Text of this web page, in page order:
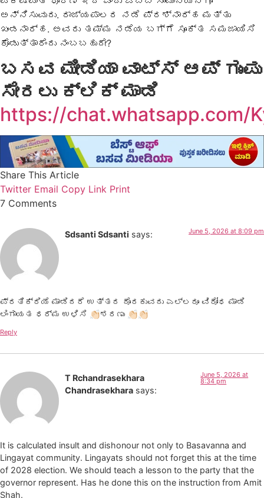
ಅನ್ನಿಸುವುದು. ರಾಜ್ಯಪಾಲರ ನಡೆ ಪ್ರಶ್ನಾರ್ಹ ಮತ್ತು
ಖಂಡನಾರ್ಹ. ಅವರು ತಮ್ಮ ನಡೆಯ ಬಗ್ಗೆ ಸೂಕ್ತ ಸಮಜಾಯಿಸಿ
ಕೊಡುತ್ತಾರೆಂದು ನಂಬಬಹುದೇ?
ಬಸವ ಮೀಡಿಯಾ ವಾಟ್ಸ್ ಆಪ್ ಗುಂಪು
ಸೇರಲು ಕ್ಲಿಕ್ ಮಾಡಿ
https://chat.whatsapp.com/
Share This Article
Twitter Email Copy Link Print
7 Comments
Sdsanti Sdsanti says: June 5, 2026 at 8:09 pm
ಪ್ರತಿಕ್ರಿಯೆ ಮಾಡಿದರೆ ಉತ್ತರ ದೊರಕುವದು ಎಲ್ಲರೂ ವಿರೋಧ ಮಾಡಿ
ಲಿಂಗಾಯತ ಧರ್ಮ ಉಳಿಸಿ 👏🏻ಶರಣು 👏🏻👏🏻
Reply
T Rchandrasekhara
Chandrasekhara says:
June 5, 2026 at
8:34 pm
It is calculated insult and dishonour not only to Basavanna and
Lingayat community. Lingayats should not forget this at the time
of 2028 election. We should teach a lesson to the party that the
governor represent. Has he done this on the instruction from Amit
Shah.